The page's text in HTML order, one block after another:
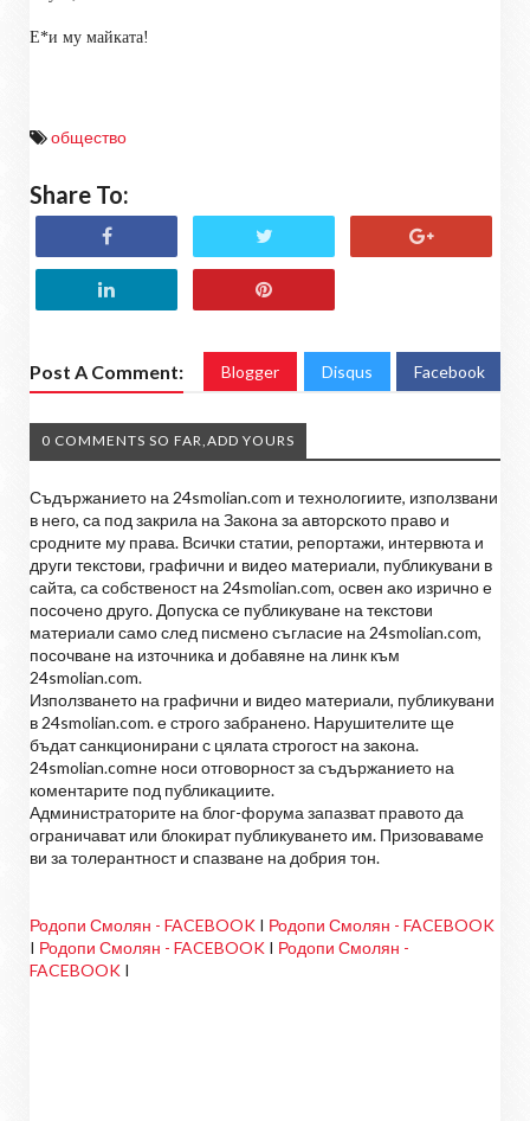
Е*и му майката!
общество
Share To:
Post A Comment: Blogger Disqus Facebook
0 COMMENTS SO FAR,ADD YOURS
Съдържанието на 24smolian.com и технологиите, използвани
в него, са под закрила на Закона за авторското право и
сродните му права. Всички статии, репортажи, интервюта и
други текстови, графични и видео материали, публикувани в
сайта, са собственост на 24smolian.com, освен ако изрично е
посочено друго. Допуска се публикуване на текстови
материали само след писмено съгласие на 24smolian.com,
посочване на източника и добавяне на линк към
24smolian.com.
Използването на графични и видео материали, публикувани
в 24smolian.com. е строго забранено. Нарушителите ще
бъдат санкционирани с цялата строгост на закона.
24smolian.comне носи отговорност за съдържанието на
коментарите под публикациите.
Администраторите на блог-форума запазват правото да
ограничават или блокират публикуването им. Призоваваме
ви за толерантност и спазване на добрия тон.
Родопи Смолян - FACEBOOK I Родопи Смолян - FACEBOOK
I Родопи Смолян - FACEBOOK I Родопи Смолян -
FACEBOOK I